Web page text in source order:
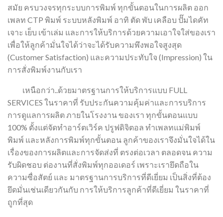
สมัย ครบวงจรทุกระบบการพิมพ์ ทุกขั้นตอนในการผลิต ออก
เพลท CTP พิมพ์ ระบบหลังพิมพ์ อาทิ ตัด พับ เคลือบ ปั๊มไดคัท
เจาะ เย็บ เข้าเล่ม และการให้บริการด้วยความเอาใจใส่ของเรา
เพื่อให้ลูกค้ามั่นใจได้ว่าจะได้รับความพึงพอใจสูงสุด
(Customer Satisfaction) และความประทับใจ (Impression) ใน
การสั่งพิมพ์งานกับเรา
เหนือกว่า..ด้วยมาตรฐานการให้บริการแบบ FULL
SERVICES ในราคาที่ รับประกันความคุ้มค่าและการบริการ
การดูแลการผลิต ภายในโรงงาน ของเรา ทุกขั้นตอนแบบ
100% ตั้งแต่จัดทำอาร์ตเวิร์ค ปรูฟดิจิตอล ทำเพลทแม่พิมพ์
พิมพ์ และหลังการพิมพ์ทุกขั้นตอน ลูกค้าของเราจึงมั่นใจได้ใน
เรื่องของการผลิตและการจัดส่งที่ ตรงต่อเวลา ตลอดจน ความ
รับผิดชอบ ต่องานที่สั่งพิมพ์ทุกออเดอร์ เพราะเรายึดถือใน
ความซื่อสัตย์ และ มาตรฐานการบริการที่ดีเยี่ยม เป็นสิ่งที่ต้อง
ยึดมั่นเช่นเดียวกันกับ การให้บริการลูกค้าที่ดีเยี่ยม ในราคาที่
ถูกที่สุด